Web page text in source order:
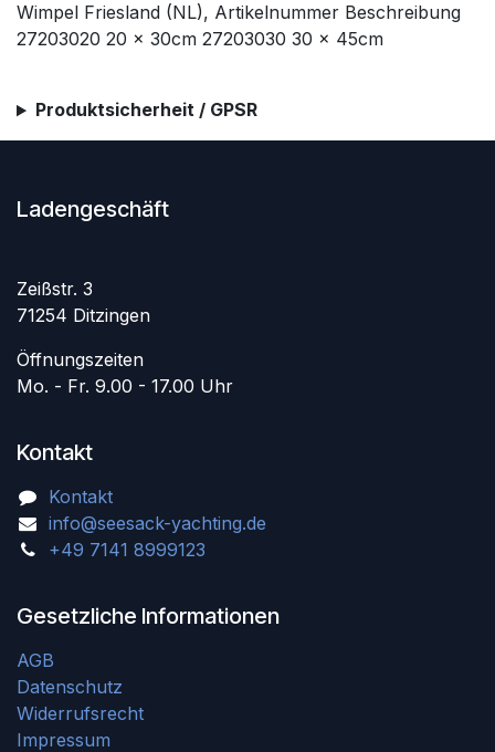
Wimpel Friesland (NL), Artikelnummer Beschreibung
27203020 20 x 30cm 27203030 30 x 45cm
Produktsicherheit / GPSR
Ladengeschäft
Zeißstr. 3
71254 Ditzingen
Öffnungszeiten
Mo. - Fr. 9.00 - 17.00 Uhr
Kontakt
Kontakt
info@seesack-yachting.de
+49 7141 8999123
Gesetzliche Informationen
AGB
Datenschutz
Widerrufsrecht
Impressum